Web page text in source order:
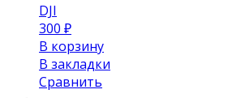
DJI
300 ₽
В корзину
В закладки
Сравнить